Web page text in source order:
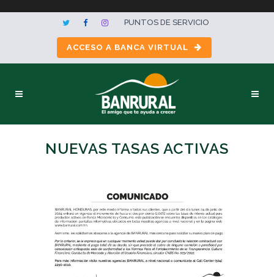
PUNTOS DE SERVICIO
ACCESO A BANCA VIRTUAL
NUEVAS TASAS ACTIVAS